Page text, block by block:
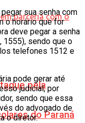
pela
do Paraná
sua senha com
o horário que for
deve pegar a senha
1555), sendo que o
telefones 1512 e
pode gerar até
judicial, por
sendo que essa
do advogado de
o diretor.